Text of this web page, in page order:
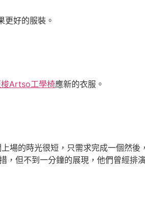
更好的服裝。
梭Artso工學椅應新的衣服。
場的時光很短，只需求完成一個然後
，但不到一分鐘的展現，他們曾經排